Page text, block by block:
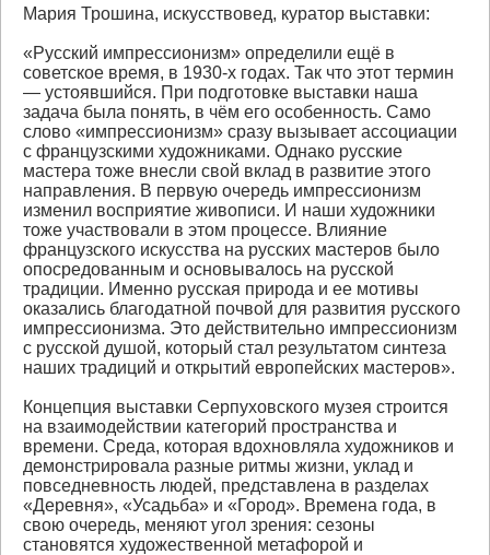
Мария Трошина, искусствовед, куратор выставки:
«Русский импрессионизм» определили ещё в
советское время, в 1930-х годах. Так что этот термин
— устоявшийся. При подготовке выставки наша
задача была понять, в чём его особенность. Само
слово «импрессионизм» сразу вызывает ассоциации
с французскими художниками. Однако русские
мастера тоже внесли свой вклад в развитие этого
направления. В первую очередь импрессионизм
изменил восприятие живописи. И наши художники
тоже участвовали в этом процессе. Влияние
французского искусства на русских мастеров было
опосредованным и основывалось на русской
традиции. Именно русская природа и ее мотивы
оказались благодатной почвой для развития русского
импрессионизма. Это действительно импрессионизм
с русской душой, который стал результатом синтеза
наших традиций и открытий европейских мастеров».
Концепция выставки Серпуховского музея строится
на взаимодействии категорий пространства и
времени. Среда, которая вдохновляла художников и
демонстрировала разные ритмы жизни, уклад и
повседневность людей, представлена в разделах
«Деревня», «Усадьба» и «Город». Времена года, в
свою очередь, меняют угол зрения: сезоны
становятся художественной метафорой и